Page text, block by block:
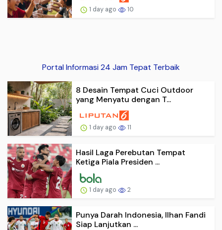
1 day ago 10
Portal Informasi 24 Jam Tepat Terbaik
8 Desain Tempat Cuci Outdoor
yang Menyatu dengan T...
1 day ago 11
Hasil Laga Perebutan Tempat
Ketiga Piala Presiden ...
1 day ago 2
Punya Darah Indonesia, Ilhan Fandi
Siap Lanjutkan ...